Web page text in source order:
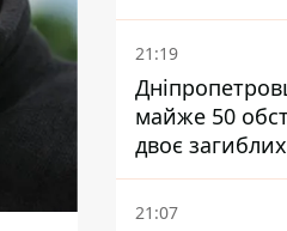
21:19
майже 50
двоє
постраждалих
21:07